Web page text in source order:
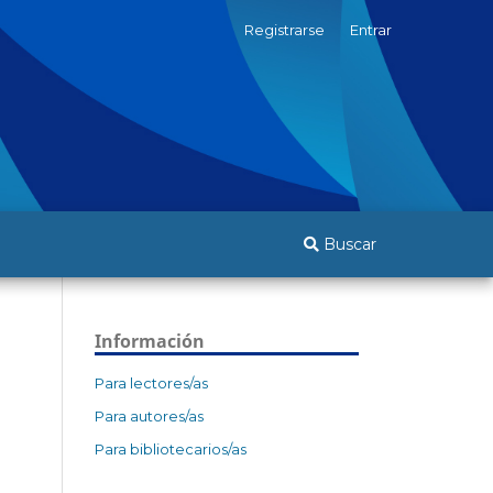
Buscar
Registrarse Entrar
Información
Para lectores/as
Para autores/as
Para bibliotecarios/as